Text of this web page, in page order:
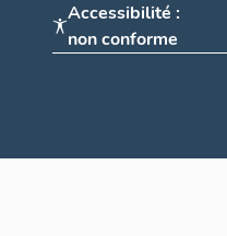
Accessibilité :
non conforme